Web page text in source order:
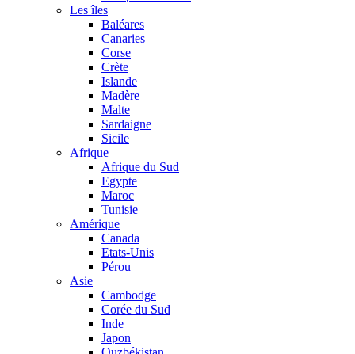
Les îles
Baléares
Canaries
Corse
Crète
Islande
Madère
Malte
Sardaigne
Sicile
Afrique
Afrique du Sud
Egypte
Maroc
Tunisie
Amérique
Canada
Etats-Unis
Pérou
Asie
Cambodge
Corée du Sud
Inde
Japon